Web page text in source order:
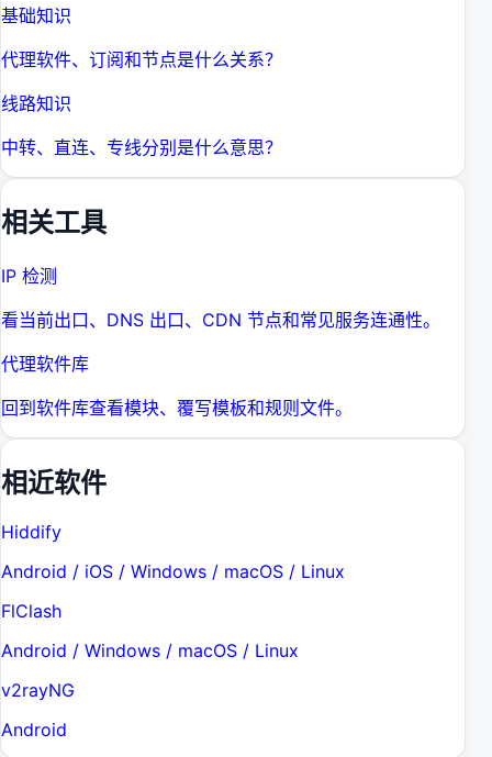
基础知识
代理软件、订阅和节点是什么关系？
线路知识
中转、直连、专线分别是什么意思？
相关工具
IP 检测
看当前出口、DNS 出口、CDN 节点和常见服务连通性。
代理软件库
回到软件库查看模块、覆写模板和规则文件。
相近软件
Hiddify
Android / iOS / Windows / macOS / Linux
FlClash
Android / Windows / macOS / Linux
v2rayNG
Android